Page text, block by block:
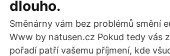
dlouho.
Směnárny vám bez problémů smění
Www by natusen.cz Pokud tedy vás
pořadí patří vašemu příjmení, kde